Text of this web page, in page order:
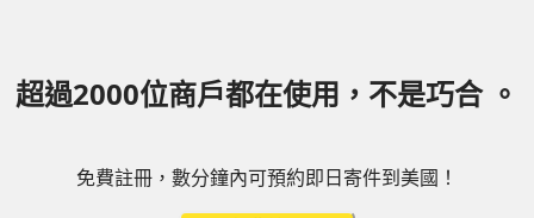
超過2000位商戶都在使用，不是巧合 。
免費註冊，數分鐘內可預約即日寄件到美國！